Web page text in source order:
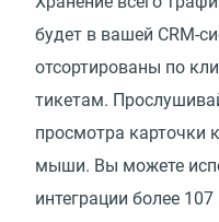
будет в вашей CRM-
отсортированы по
тикетам.
просмотра карточки
мыши. Вы можете
интеграции более